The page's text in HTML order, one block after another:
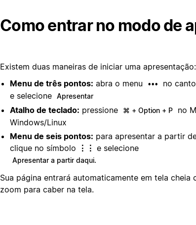
Como entrar no modo de
Existem duas maneiras de iniciar uma apresentação:
Menu de três pontos: abra o menu •••
no
e selecione Apresentar
Atalho de teclado: pressione ⌘ + Option + P no
Windows/Linux
Menu de seis pontos: para apresentar a partir
clique no símbolo
⋮⋮ e selecione
Apresentar a partir daqui.
Sua página entrará automaticamente em tela cheia
zoom para caber na tela.